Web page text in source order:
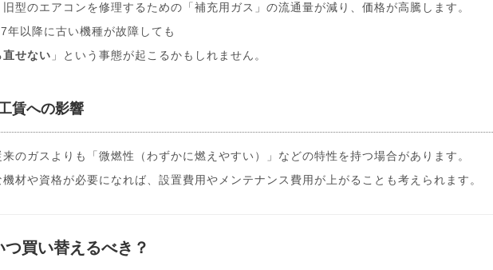
型のエアコンを修理するための「補充用ガス」の流通量が減り、価格が高騰します。
年以降に古い機種が故障しても
直せない 」という事態が起こるかもしれません。
賃への影響
のガスよりも「微燃性（わずかに燃えやすい）」などの特性を持つ場合があります。
材や資格が必要になれば、設置費用やメンテナンス費用が上がることも考えられます。
買い替えるべき？